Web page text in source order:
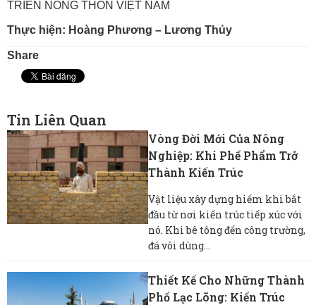
TRIỂN NÔNG THÔN VIỆT NAM
Thực hiện: Hoàng Phương – Lương Thủy
Share
Tin Liên Quan
Vòng Đời Mới Của Nông
Nghiệp: Khi Phế Phẩm Trở
Thành Kiến Trúc
Vật liệu xây dựng hiếm khi bắt
đầu từ nơi kiến ​​trúc tiếp xúc với
nó. Khi bê tông đến công trường,
đá vôi dùng...
Thiết Kế Cho Những Thành
Phố Lạc Lõng: Kiến Trúc